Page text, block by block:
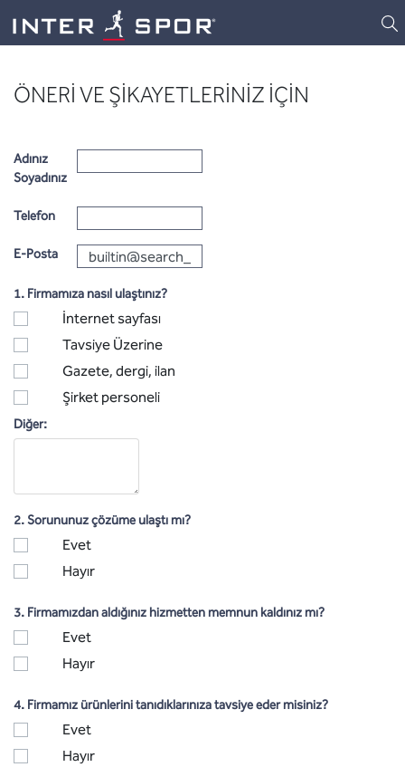
ÖNERİ VE ŞİKAYETLERİNİZ İÇİN
Adınız
Soyadınız
Telefon
E-Posta
1. Firmamıza nasıl ulaştınız?
İnternet sayfası
Tavsiye Üzerine
Gazete, dergi, ilan
Şirket personeli
Diğer:
2. Sorununuz çözüme ulaştı mı?
Evet
Hayır
3. Firmamızdan aldığınız hizmetten memnun kaldınız mı?
Evet
Hayır
4. Firmamız ürünlerini tanıdıklarınıza tavsiye eder misiniz?
Evet
Hayır